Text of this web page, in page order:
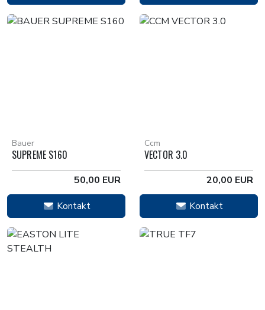
Bauer
SUPREME S160
50,00 EUR
Kontakt
Ccm
VECTOR 3.0
20,00 EUR
Kontakt